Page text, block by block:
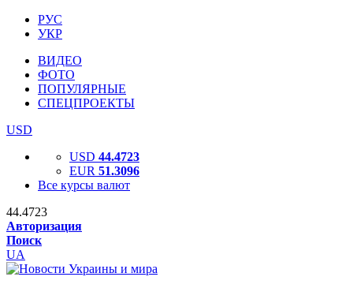
РУС
УКР
ВИДЕО
ФОТО
ПОПУЛЯРНЫЕ
СПЕЦПРОЕКТЫ
USD
USD 44.4723
EUR 51.3096
Все курсы валют
44.4723
Авторизация
Поиск
UA